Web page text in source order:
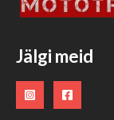
Jälgi meid